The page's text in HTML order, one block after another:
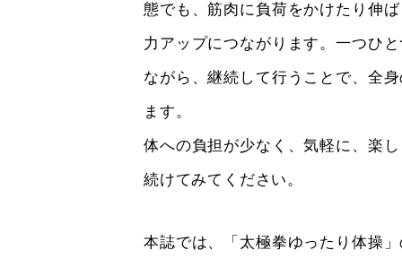
態でも、筋肉に負荷をかけたり伸
力アップにつながります。一つひ
ながら、継続して行うことで、全
ます。
体への負担が少なく、気軽に、楽
続けてみてください。
本誌では、「太極拳ゆったり体操